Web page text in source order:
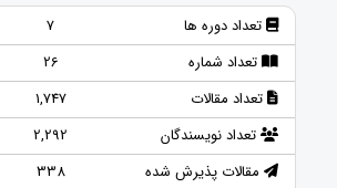
تعداد دوره ها
7
تعداد شماره
26
تعداد مقالات
1,747
تعداد نویسندگان
2,292
مقالات پذیرش شده
338